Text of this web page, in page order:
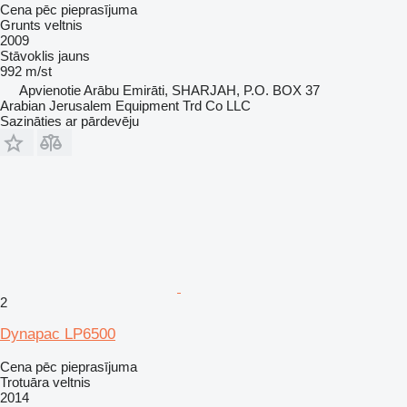
Cena pēc pieprasījuma
Grunts veltnis
2009
Stāvoklis jauns
992 m/st
Apvienotie Arābu Emirāti, SHARJAH, P.O. BOX 37
Arabian Jerusalem Equipment Trd Co LLC
Sazināties ar pārdevēju
2
Dynapac LP6500
Cena pēc pieprasījuma
Trotuāra veltnis
2014